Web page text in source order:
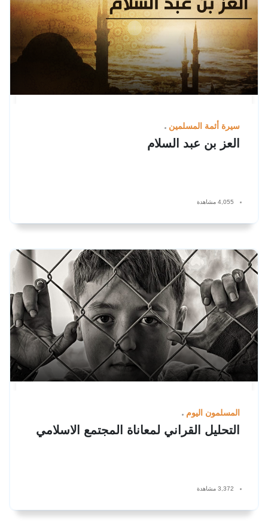
سيرة أئمة المسلمين
العز بن عبد السلام
4,055 مشاهدة
المسلمون اليوم
التحليل القراني لمعاناة المجتمع الاسلامي
3,372 مشاهدة